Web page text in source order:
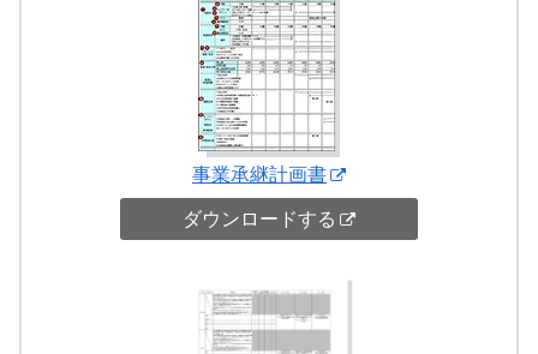
事業承継計画書
ダウンロードする